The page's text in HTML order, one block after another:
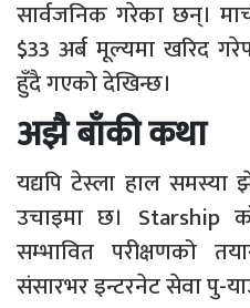
सार्वजनिक गरेका छन्।
$33 अर्ब मूल्यमा खरिद
हुँदै गएको देखिन्छ।
अझै बाँकी कथा
यद्यपि टेस्ला हाल
उचाइमा छ। Starship
सम्भावित परीक्षणको
संसारभर इन्टरनेट सेवा पु-